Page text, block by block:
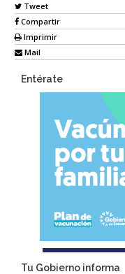
Tweet
Compartir
Imprimir
Mail
Entérate
Tu Gobierno informa